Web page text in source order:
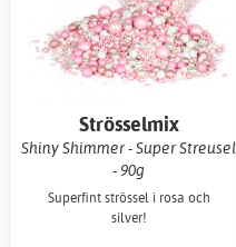
Strösselmix
Shiny Shimmer - Super Streusel
- 90g
Superfint strössel i rosa och
silver!